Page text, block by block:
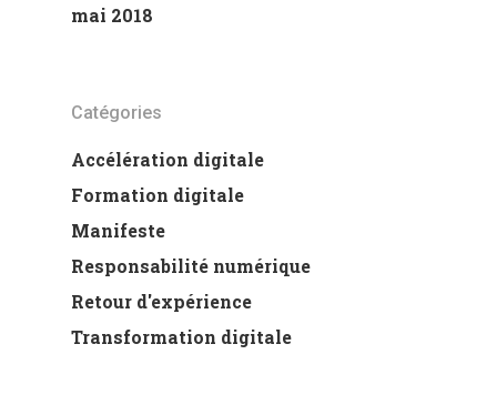
mai 2018
Catégories
Accélération digitale
Formation digitale
Manifeste
Responsabilité numérique
Retour d'expérience
Transformation digitale